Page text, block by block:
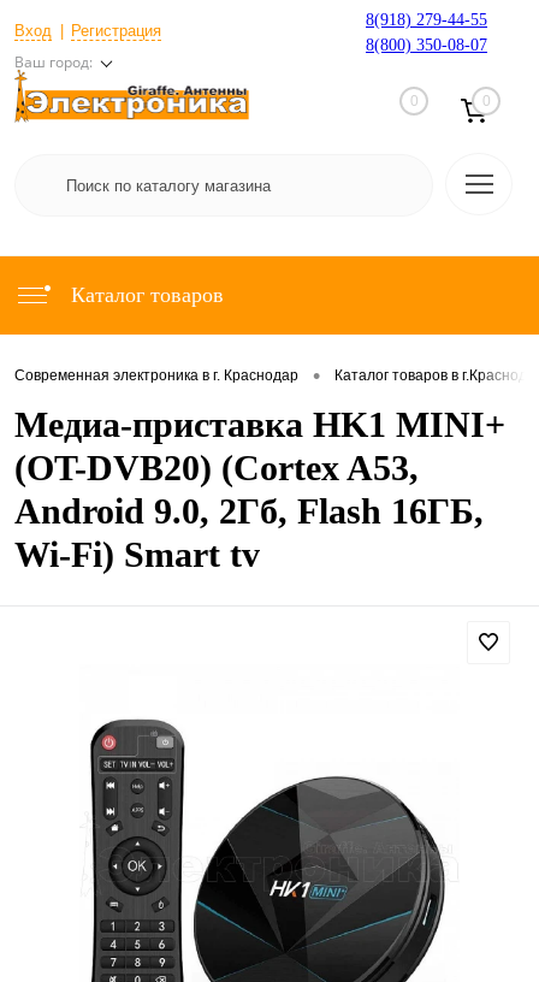
Вход Регистрация
Ваш город:
8(918) 279-44-55
8(800) 350-08-07
0 0
Каталог товаров
Современная электроника в г. Краснодар • Каталог товаров в
Медиа-приставка HK1 MINI+
(OT-DVB20) (Cortex A53,
Android 9.0, 2Гб, Flash 16ГБ,
Wi-Fi) Smart tv